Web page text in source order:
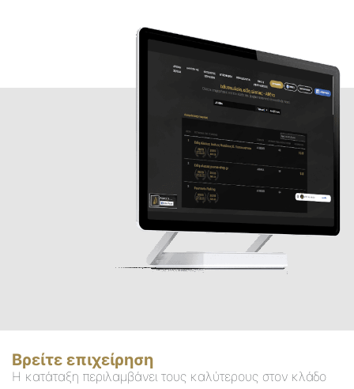
Βρείτε επιχείρηση
Η κατάταξη περιλαμβάνει τους καλύτερους στον κλάδο